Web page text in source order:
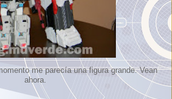
me parecía una figura grande. Vean
ahora.